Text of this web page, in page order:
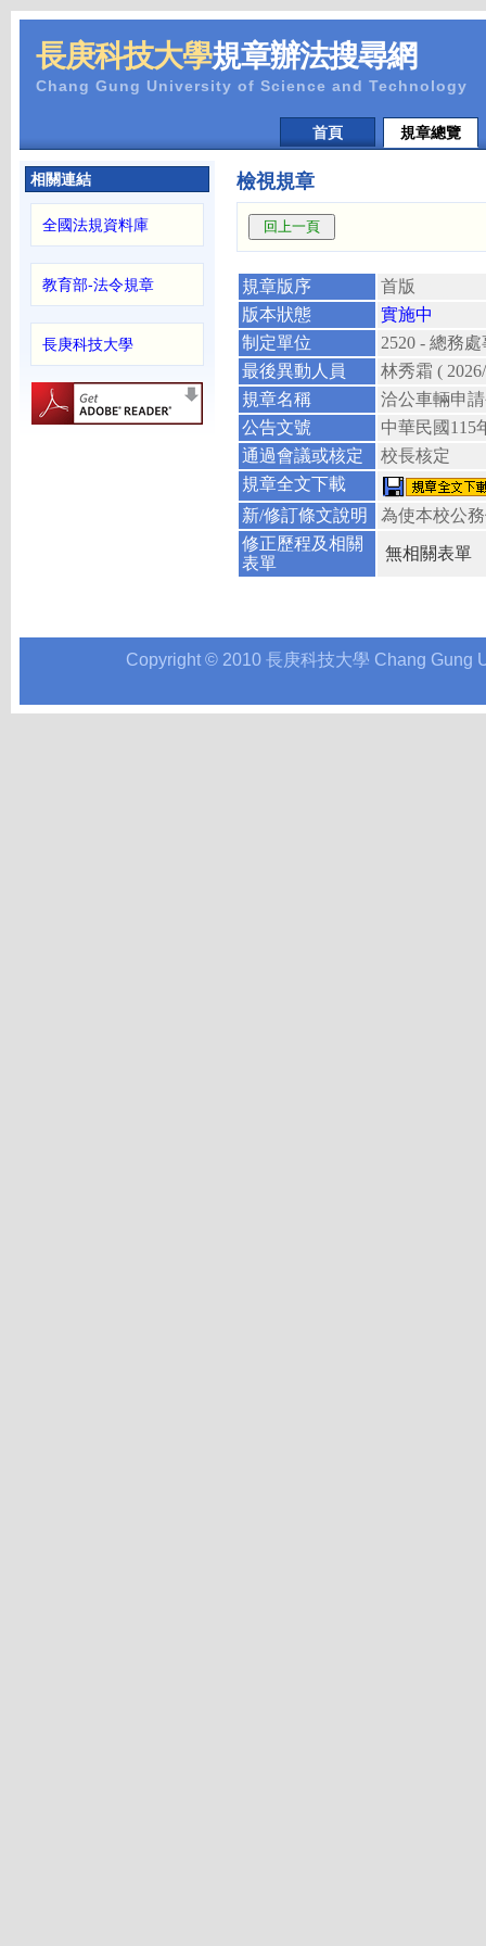
長庚科技大學規章辦法搜尋網
Chang Gung University of Science and Technology
首頁 規章總覽
相關連結
全國法規資料庫
教育部-法令規章
長庚科技大學
檢視規章
規章版序
首版
版本狀態
實施中
制定單位
2520 - 總務
最後異動人員
林秀霜 (
規章名稱
洽公車輛申
公告文號
中華民國 115
通過會議或核定
校長核定
規章全文下載
新/修訂條文說明
為使本校公
修正歷程及相關
表單
無相關表單
Copyright © 2010 長庚科技大學 Chang Gung